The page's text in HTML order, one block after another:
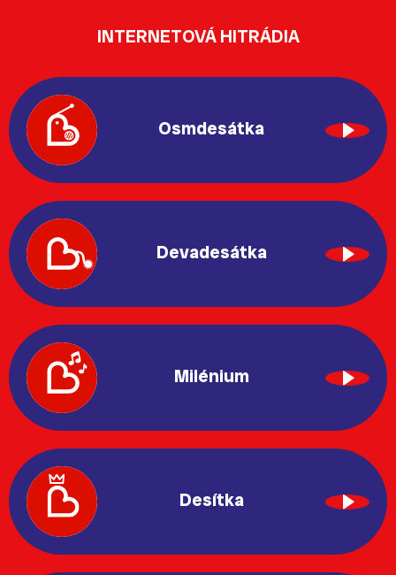
INTERNETOVÁ HITRÁDIA
Osmdesátka
Devadesátka
Milénium
Desítka